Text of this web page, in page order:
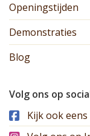
Openingstijden
Demonstraties
Blog
Volg ons op
Kijk ook